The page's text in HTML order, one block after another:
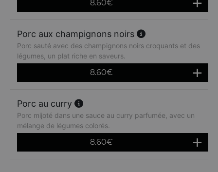
8.60€
Porc aux champignons noirs
Porc sauté avec des champignons noirs croquants et des
légumes, un plat riche en saveurs.
8.60€
Porc au curry
Porc mijoté dans une sauce au curry parfumée, avec un
mélange de légumes colorés.
8.60€